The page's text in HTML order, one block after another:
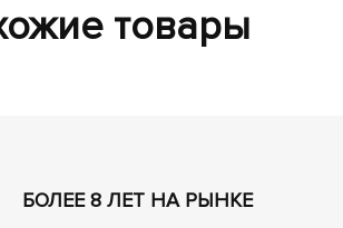
товары
БОЛЕЕ 8 ЛЕТ НА РЫНКЕ